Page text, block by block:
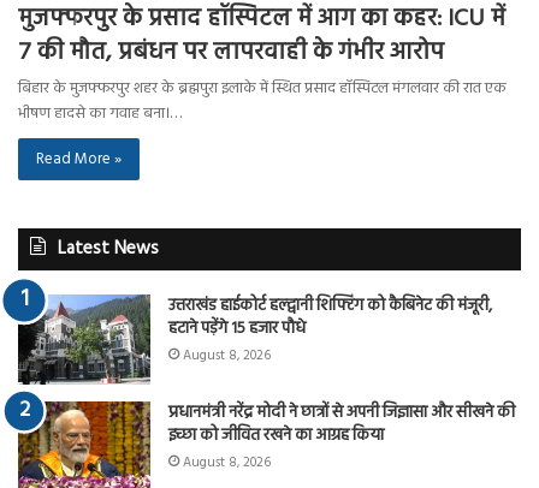
मुजफ्फरपुर के प्रसाद हॉस्पिटल में आग का कहर: ICU में
7 की मौत, प्रबंधन पर लापरवाही के गंभीर आरोप
बिहार के मुजफ्फरपुर शहर के ब्रह्मपुरा इलाके में स्थित प्रसाद हॉस्पिटल मंगलवार की रात एक
भीषण हादसे का गवाह बना।…
Read More »
Latest News
उत्तराखंड हाईकोर्ट हल्द्वानी शिफ्टिंग को कैबिनेट की मंजूरी,
हटाने पड़ेंगे 15 हजार पौधे
August 8, 2026
प्रधानमंत्री नरेंद्र मोदी ने छात्रों से अपनी जिज्ञासा और सीखने की
इच्छा को जीवित रखने का आग्रह किया
August 8, 2026